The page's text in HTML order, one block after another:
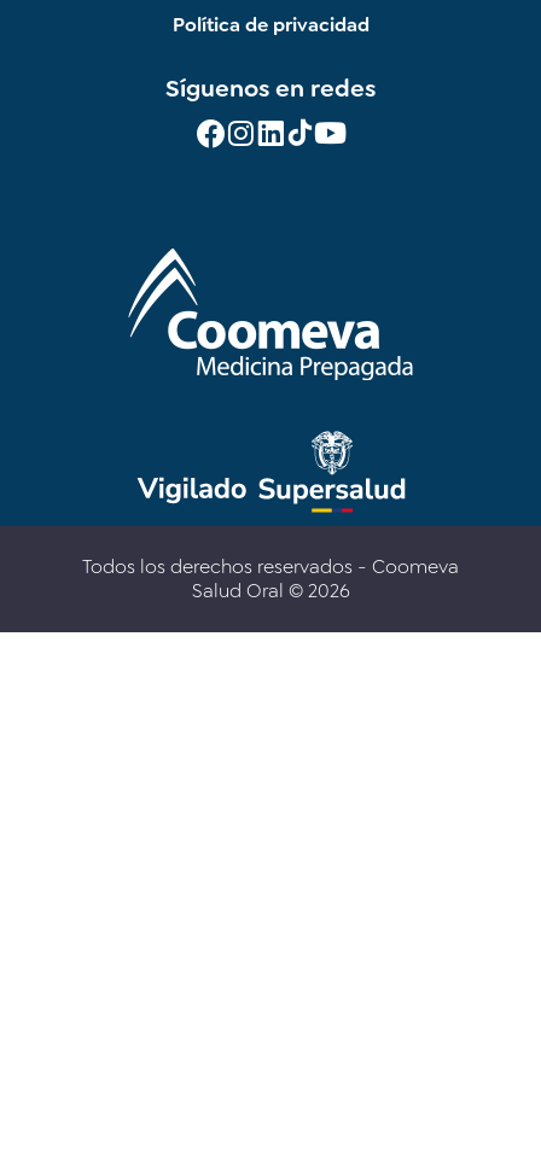
Política de privacidad
Síguenos en redes
Todos los derechos reservados - Coomeva
Salud Oral © 2026